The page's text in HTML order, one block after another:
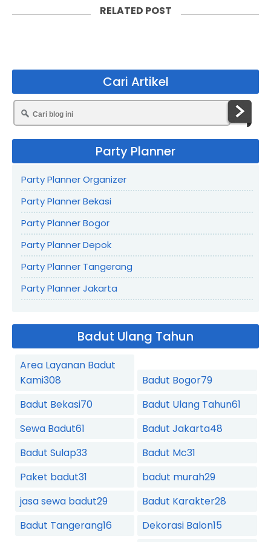
RELATED POST
Cari Artikel
Party Planner
Party Planner Organizer
Party Planner Bekasi
Party Planner Bogor
Party Planner Depok
Party Planner Tangerang
Party Planner Jakarta
Badut Ulang Tahun
Area Layanan Badut
Kami308 Badut Bogor79
Badut Bekasi70 Badut Ulang Tahun61
Sewa Badut61 Badut Jakarta48
Badut Sulap33 Badut Mc31
Paket badut31 badut murah29
jasa sewa badut29 Badut Karakter28
Badut Tangerang16 Dekorasi Balon15